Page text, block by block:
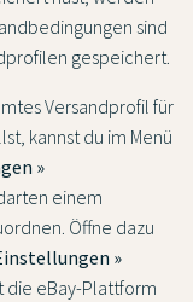
sind
gespeichert.
Versandprofil für
kannst du im Menü
»
einem
Öffne dazu
»
die eBay-Plattform